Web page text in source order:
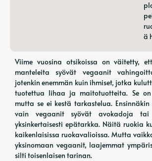
ä
Viime vuosina otsikoissa on väitetty,
manteleita syövät vegaanit
jotenkin enemmän kuin ihmiset, jotka
tuotettua lihaa ja maitotuotteita. Se
mutta se ei kestä tarkastelua.
vain vegaanit syövät avokadoja tai
yksinkertaisesti epätarkka. Näitä ruokia
kaikenlaisissa ruokavalioissa. Mutta
yksinomaan vegaanit, laajemmat
silti toisenlaisen tarinan.